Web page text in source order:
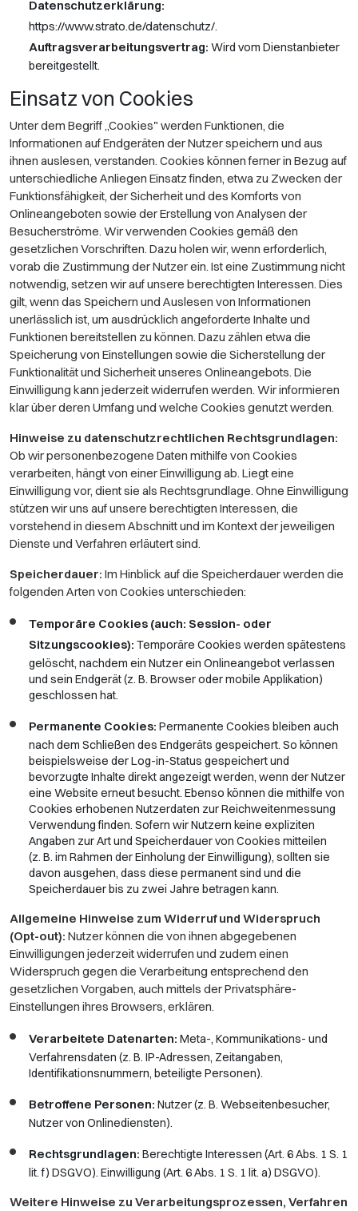
Datenschutzerklärung:
https://www.strato.de/datenschutz/.
Auftragsverarbeitungsvertrag: Wird vom Dienstanbieter
bereitgestellt.
Einsatz von Cookies
Unter dem Begriff „Cookies" werden Funktionen, die
Informationen auf Endgeräten der Nutzer speichern und aus
ihnen auslesen, verstanden. Cookies können ferner in Bezug auf
unterschiedliche Anliegen Einsatz finden, etwa zu Zwecken der
Funktionsfähigkeit, der Sicherheit und des Komforts von
Onlineangeboten sowie der Erstellung von Analysen der
Besucherströme. Wir verwenden Cookies gemäß den
gesetzlichen Vorschriften. Dazu holen wir, wenn erforderlich,
vorab die Zustimmung der Nutzer ein. Ist eine Zustimmung nicht
notwendig, setzen wir auf unsere berechtigten Interessen. Dies
gilt, wenn das Speichern und Auslesen von Informationen
unerlässlich ist, um ausdrücklich angeforderte Inhalte und
Funktionen bereitstellen zu können. Dazu zählen etwa die
Speicherung von Einstellungen sowie die Sicherstellung der
Funktionalität und Sicherheit unseres Onlineangebots. Die
Einwilligung kann jederzeit widerrufen werden. Wir informieren
klar über deren Umfang und welche Cookies genutzt werden.
Hinweise zu datenschutzrechtlichen Rechtsgrundlagen:
Ob wir personenbezogene Daten mithilfe von Cookies
verarbeiten, hängt von einer Einwilligung ab. Liegt eine
Einwilligung vor, dient sie als Rechtsgrundlage. Ohne Einwilligung
stützen wir uns auf unsere berechtigten Interessen, die
vorstehend in diesem Abschnitt und im Kontext der jeweiligen
Dienste und Verfahren erläutert sind.
Speicherdauer: Im Hinblick auf die Speicherdauer werden die
folgenden Arten von Cookies unterschieden:
Temporäre Cookies (auch: Session- oder
Sitzungscookies): Temporäre Cookies werden spätestens
gelöscht, nachdem ein Nutzer ein Onlineangebot verlassen
und sein Endgerät (z. B. Browser oder mobile Applikation)
geschlossen hat.
Permanente Cookies: Permanente Cookies bleiben auch
nach dem Schließen des Endgeräts gespeichert. So können
beispielsweise der Log-in-Status gespeichert und
bevorzugte Inhalte direkt angezeigt werden, wenn der Nutzer
eine Website erneut besucht. Ebenso können die mithilfe von
Cookies erhobenen Nutzerdaten zur Reichweitenmessung
Verwendung finden. Sofern wir Nutzern keine expliziten
Angaben zur Art und Speicherdauer von Cookies mitteilen
(z. B. im Rahmen der Einholung der Einwilligung), sollten sie
davon ausgehen, dass diese permanent sind und die
Speicherdauer bis zu zwei Jahre betragen kann.
Allgemeine Hinweise zum Widerruf und Widerspruch
(Opt-out): Nutzer können die von ihnen abgegebenen
Einwilligungen jederzeit widerrufen und zudem einen
Widerspruch gegen die Verarbeitung entsprechend den
gesetzlichen Vorgaben, auch mittels der Privatsphäre-
Einstellungen ihres Browsers, erklären.
Verarbeitete Datenarten: Meta-, Kommunikations- und
Verfahrensdaten (z. B. IP-Adressen, Zeitangaben,
Identifikationsnummern, beteiligte Personen).
Betroffene Personen: Nutzer (z. B. Webseitenbesucher,
Nutzer von Onlinediensten).
Rechtsgrundlagen: Berechtigte Interessen (Art. 6 Abs. 1 S. 1
lit. f) DSGVO). Einwilligung (Art. 6 Abs. 1 S. 1 lit. a) DSGVO).
Weitere Hinweise zu Verarbeitungsprozessen, Verfahren